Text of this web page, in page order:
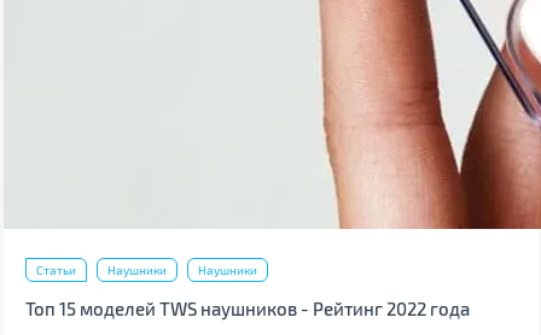
Статьи Наушники Наушники
Топ 15 моделей TWS наушников - Рейтинг 2022 года